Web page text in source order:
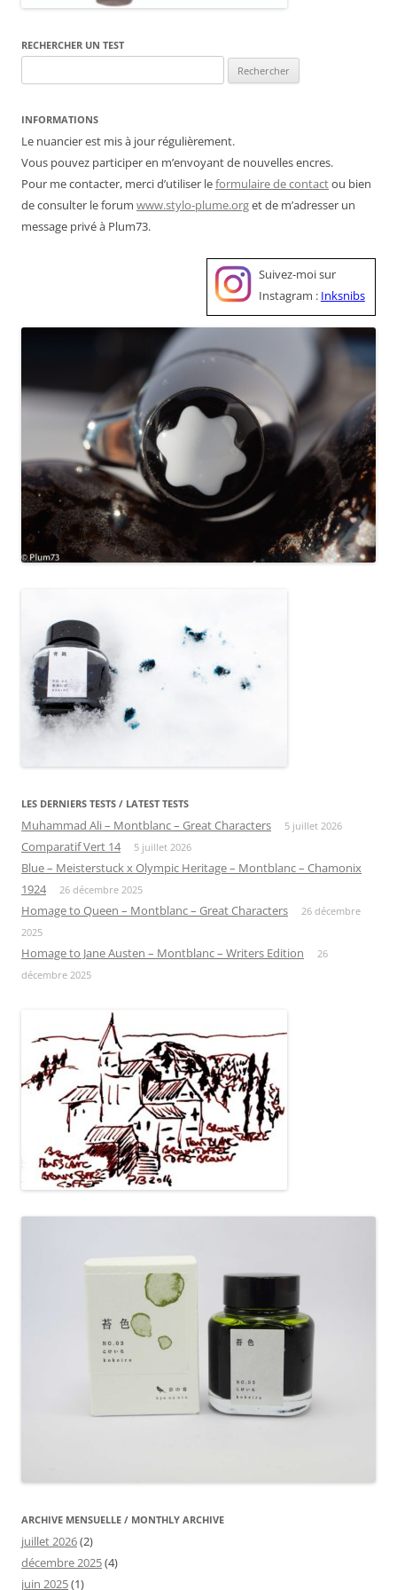
RECHERCHER UN TEST
INFORMATIONS
Le nuancier est mis à jour régulièrement.
Vous pouvez participer en m’envoyant de nouvelles encres.
Pour me contacter, merci d’utiliser leformulaire de contactou bien
de consulter le forum www.stylo-plume.orget de m’adresser un
message privé à Plum73.
Suivez-moi sur
Instagram : Inksnibs
LES DERNIERS TESTS / LATEST TESTS
Muhammad Ali – Montblanc – Great Characters 5 juillet 2026
Comparatif Vert 14 5 juillet 2026
Blue – Meisterstuck x Olympic Heritage – Montblanc – Chamonix
1924
26 décembre 2025
Homage to Queen – Montblanc – Great Characters
26 décembre
2025
Homage to Jane Austen – Montblanc – Writers Edition
26
décembre 2025
ARCHIVE MENSUELLE / MONTHLY ARCHIVE
juillet 2026(2)
décembre 2025(4)
juin 2025(1)